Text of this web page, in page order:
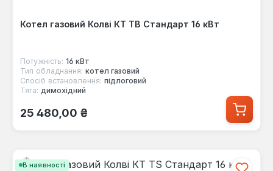
Котел газовий Колві КТ TB Стандарт 16 кВт
Потужність: 16 кВт
Тип обладнання: котел газовий
Спосіб встановлення: підлоговий
Тяга: димохідний
Звичайна ціна:
25 480,00 ₴
В наявності